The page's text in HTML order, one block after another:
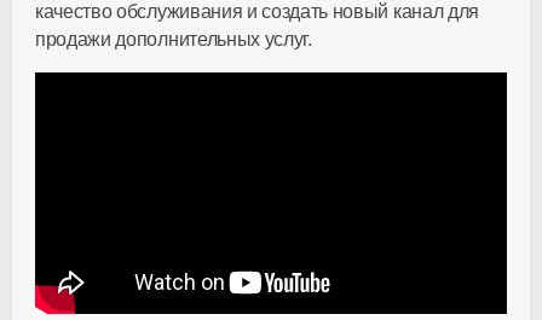
качество обслуживания и создать новый канал для
продажи дополнительных услуг.